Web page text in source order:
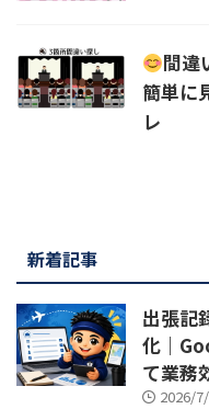
間違
簡単に
レ
新着記事
出張記
化｜
て業務
2026/